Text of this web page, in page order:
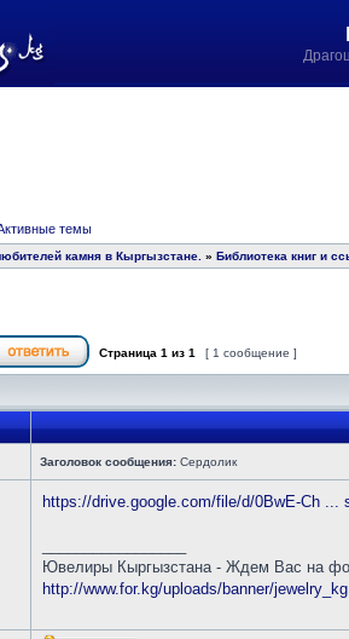
темы
камня в Кыргызстане. » Библиотека книг и
Страница 1 из 1 [ 1 сообщение ]
Заголовок сообщения: Сердолик
https://drive.google.com/file/d/0BwE-Ch ...
Ювелиры Кыргызстана - Ждем Вас на
http://www.for.kg/uploads/banner/